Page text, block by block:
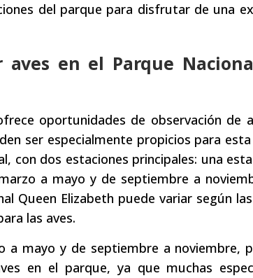
del parque para disfrutar de una
en el Parque
oportunidades de observación de
ser especialmente propicios para esta
con dos estaciones principales: una
a mayo y de septiembre a
Queen Elizabeth puede variar según
las aves.
a mayo y de septiembre a noviembre,
en el parque, ya que muchas